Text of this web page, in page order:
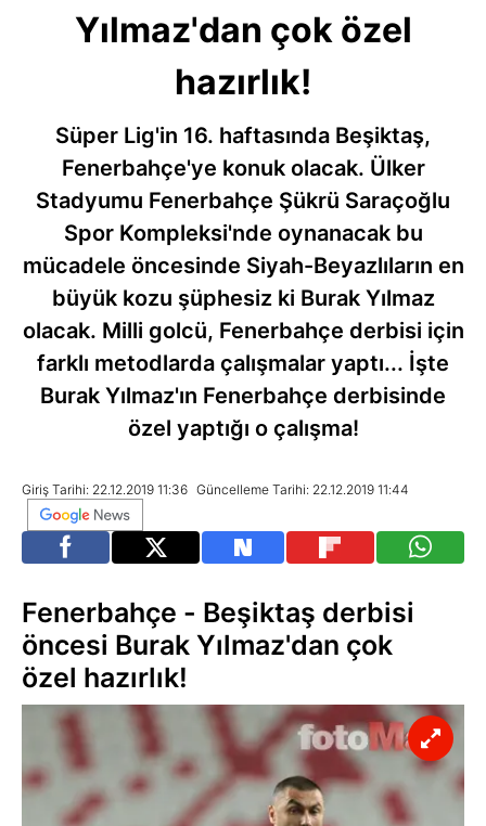
Yılmaz'dan çok özel
hazırlık!
Süper Lig'in 16. haftasında Beşiktaş,
Fenerbahçe'ye konuk olacak. Ülker
Stadyumu Fenerbahçe Şükrü Saraçoğlu
Spor Kompleksi'nde oynanacak bu
mücadele öncesinde Siyah-Beyazlıların en
büyük kozu şüphesiz ki Burak Yılmaz
olacak. Milli golcü, Fenerbahçe derbisi için
farklı metodlarda çalışmalar yaptı... İşte
Burak Yılmaz'ın Fenerbahçe derbisinde
özel yaptığı o çalışma!
Giriş Tarihi: 22.12.2019 11:36 Güncelleme Tarihi: 22.12.2019 11:44
Fenerbahçe - Beşiktaş derbisi
öncesi Burak Yılmaz'dan çok
özel hazırlık!